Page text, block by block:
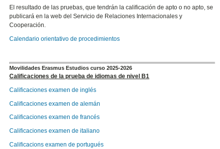
El resultado de las pruebas, que tendrán la calificación de apto o no apto, se
publicará en la web del Servicio de Relaciones Internacionales y
Cooperación.
Calendario orientativo de procedimientos
Movilidades Erasmus Estudios curso 2025-2026
Calificaciones de la prueba de idiomas de nivel B1
Calificaciones examen de inglés
Calificaciones examen de alemán
Calificaciones examen de francés
Calificaciones examen de italiano
Calificacions examen de portugués